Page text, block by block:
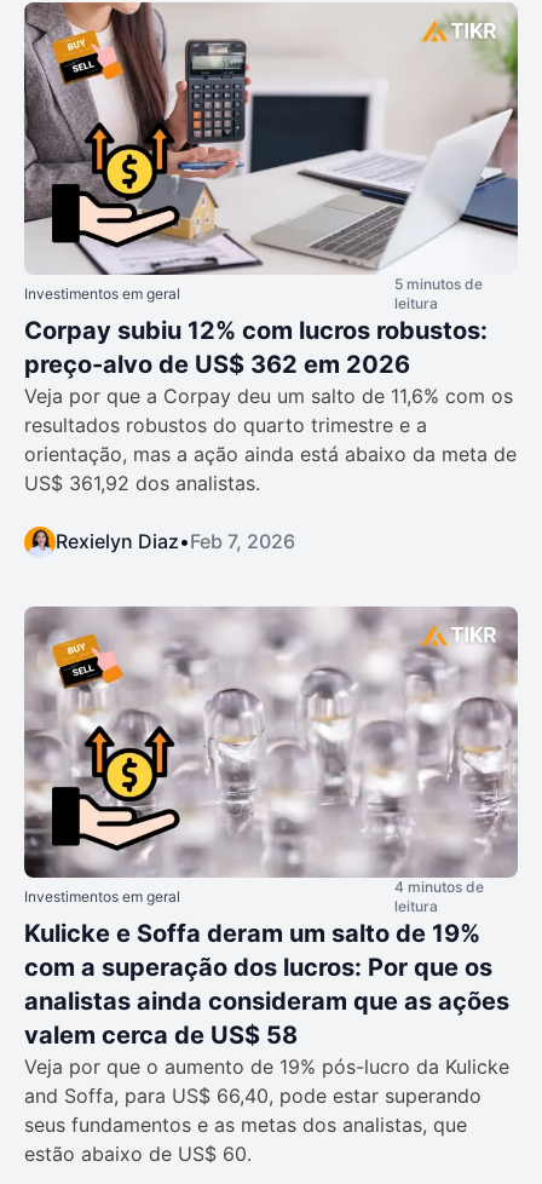
Investimentos em geral
5 minutos de
leitura
Corpay subiu 12% com lucros robustos:
preço-alvo de US$ 362 em 2026
Veja por que a Corpay deu um salto de 11,6% com os
resultados robustos do quarto trimestre e a
orientação, mas a ação ainda está abaixo da meta de
US$ 361,92 dos analistas.
Rexielyn Diaz•Feb 7, 2026
Investimentos em geral
4 minutos de
leitura
Kulicke e Soffa deram um salto de 19%
com a superação dos lucros: Por que os
analistas ainda consideram que as ações
valem cerca de US$ 58
Veja por que o aumento de 19% pós-lucro da Kulicke
and Soffa, para US$ 66,40, pode estar superando
seus fundamentos e as metas dos analistas, que
estão abaixo de US$ 60.